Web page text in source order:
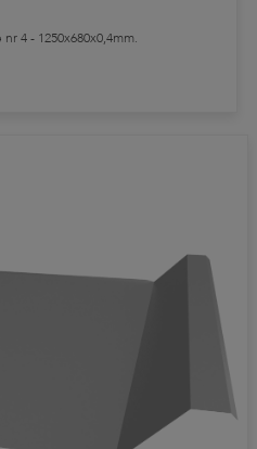
4 - 1250x680x0,4mm.